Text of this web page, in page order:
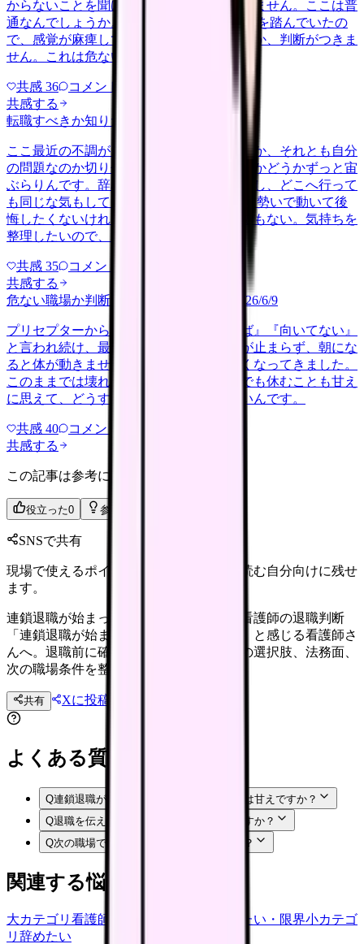
からないことを聞ける相手も日によっていません。ここは普
通なんでしょうか。 前の職場はもっと段階を踏んでいたの
で、感覚が麻痺しているのか自分が甘いのか、判断がつきま
せん。これは危ない環境なのか…
共感 36 コメント
共感する
転職すべきか知りたい
ここ最近の不調が、職場の環境のせいなのか、それとも自分
の問題なのか切り分けられず、転職すべきかどうかずっと宙
ぶらりんです。辞めれば楽になる気もするし、どこへ行って
も同じな気もして、決め手がありません。 勢いで動いて後
悔したくないけれど、このまま留まる根拠もない。気持ちを
整理したいので、判断材料の集…
共感 35 コメント
共感する
危ない職場か判断してほしい
2026/6/9
プリセプターから毎日のように『辞めれば』『向いてない』
と言われ続け、最近は職場が近づくと涙が止まらず、朝にな
ると体が動きません。食事も喉を通らなくなってきました。
このままでは壊れてしまう気がします。でも休むことも甘え
に思えて、どうすればいいのか分からないんです。
共感 40 コメント
共感する
この記事は参考になりましたか？
役立った0 参考になった
SNSで共有
現場で使えるポイントを、同僚やあとで読む自分向けに残せ
ます。
連鎖退職が始まった職場に残るべきか｜看護師の退職判断
「連鎖退職が始まった職場に残るべきか」と感じる看護師さ
んへ。退職前に確認したい体調、職場内の選択肢、法務面、
次の職場条件を整理します。
共有 Xに投稿
よくある質問
Q連鎖退職が始まった職場に残るべきかのは甘えですか？
Q退職を伝える前に何を準備すればいいですか？
Q次の職場では何を確認すればいいですか？
関連する悩みカテゴリ
大カテゴリ 看護師の悩み 辞めたい・限界小カテゴ
リ 辞めたい